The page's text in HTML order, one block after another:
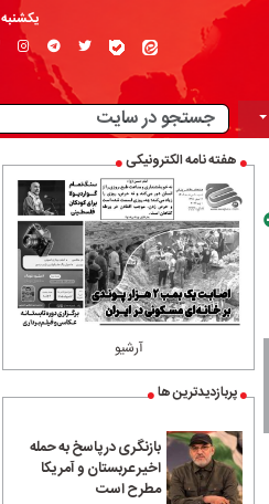
یکشنبه 18 مرداد 1405
هفته نامه الکترونیکی
آرشیو
پربازدیدترین ها
بازنگری در پاسخ به حمله
اخیر عربستان و آمریکا
مطرح است